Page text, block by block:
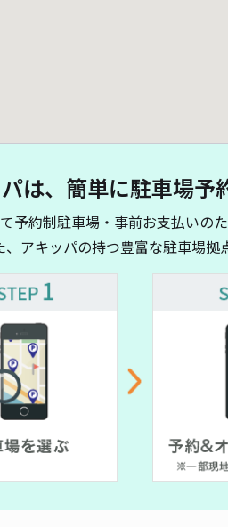
は、簡単に駐車場
予約制駐車場・事前お支払いの
、アキッパの持つ豊富な駐車場拠